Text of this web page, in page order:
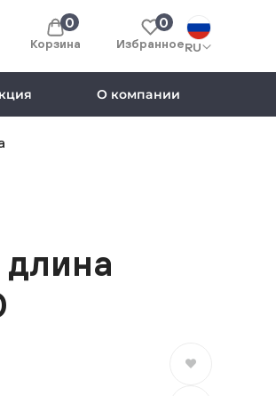
Корзина
0 0
ИзбранноеRU
О компании
длина
В избранное